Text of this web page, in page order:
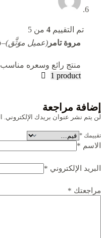
تم التقييم 4من 5
مروة تامر (عميل موَثَّق)–
منتج رائع وسعره
1 product
إضافة مراجعة
لن يتم نشر عنوان بريدك الإلكتروني.
تقييمك *
الاسم *
البريد الإلكتروني *
مراجعتك *